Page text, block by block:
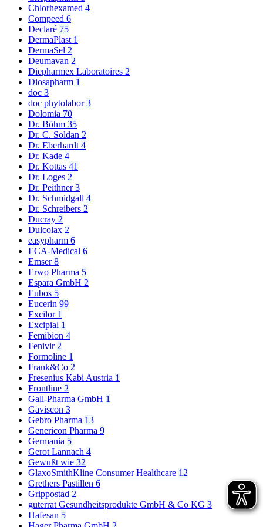
Chlorhexamed 4
Compeed 6
Declaré 75
DermaPlast 1
DermaSel 2
Deumavan 2
Diepharmex Laboratoires 2
Diosapharm 1
doc 3
doc phytolabor3
Dolomia 70
Dr. Böhm 35
Dr. C. Soldan 2
Dr. Eberhardt 4
Dr. Kade 4
Dr. Kottas 41
Dr. Loges 2
Dr. Peithner3
Dr. Schmidgall 4
Dr. Schreibers 2
Ducray 2
Dulcolax 2
easypharm 6
ECA-Medical 6
Emser8
Erwo Pharma 5
Espara GmbH 2
Eubos 5
Eucerin 99
Excilor 1
Excipial 1
Femibion 4
Fenivir 2
Formoline 1
Frank&Co 2
Fresenius Kabi Austria 1
Frontline 2
Gall-Pharma GmbH 1
Gaviscon 3
Gebro Pharma 13
Genericon Pharma 9
Germania 5
Gerot Lannach 4
Gewußt wie 32
GlaxoSmithKline Consumer Healthcare 12
Grethers Pastillen 6
Grippostad 2
guterrat Gesundheitsprodukte GmbH & Co KG 3
Hafesan 5